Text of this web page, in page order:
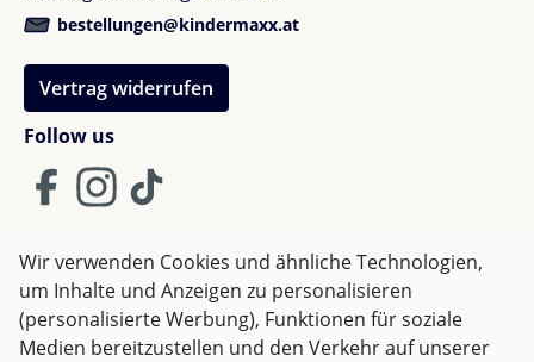
Follow us
bestellungen@kindermaxx.at
Vertrag widerrufen
AGB Impressum
Datenschutz
Widerrufsrecht
Wir verwenden Cookies und ähnliche Technologien,
um Inhalte und Anzeigen zu personalisieren
(personalisierte Werbung), Funktionen für soziale
Medien bereitzustellen und den Verkehr auf unserer